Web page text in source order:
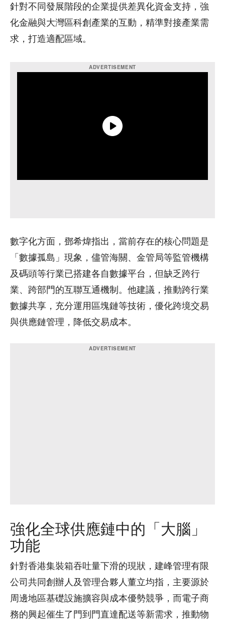
針對不同發展階段的企業提供差異化資金支持，強
化金融與大灣區科創產業的互動，精準對接產業需
求，打造適配區域。
數字化方面，鄧希煒指出，當前存在的核心問題是
「數據孤島」現象，儘管海關、金管局等監管機構
及碼頭等行業已搭建各自數據平台，但缺乏跨行
業、跨部門的互聯互通機制。他建議，推動跨行業
數據共享，充分運用區塊鏈等技術，優化跨境交易
與供應鏈管理，降低交易成本。
強化全球供應鏈中的「大腦」
功能
針對香港集裝箱吞吐量下滑的現狀，建峰管理有限
公司共同創辦人及管理合夥人董立均指，主要源於
周邊地區基礎設施擴容與成本優勢競爭，而電子商
務的興起催生了門到門直達配送等新需求，推動物